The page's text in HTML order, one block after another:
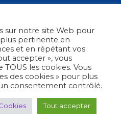
sur notre site Web pour
pertinente en
et en répétant vos
accepter », vous
les cookies. Vous
des cookies » pour plus
consentement contrôlé.
Tout accepter